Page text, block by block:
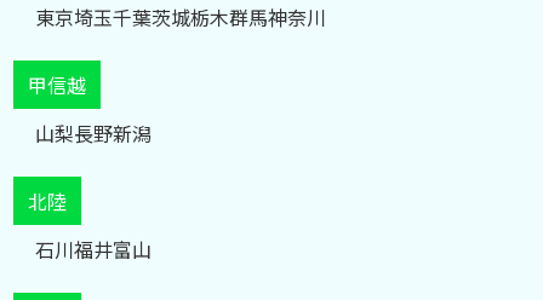
東京埼玉千葉茨城栃木群馬神奈川
甲信越
山梨長野新潟
北陸
石川福井富山